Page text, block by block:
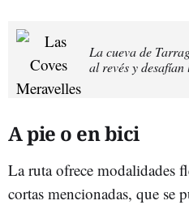
La cueva de
al revés y
A pie o en bici
La ruta ofrece modalidades
cortas mencionadas, que se